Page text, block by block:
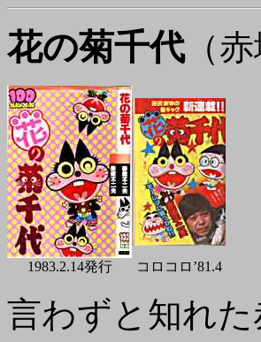
花の菊千代（
1983.2.14発行 コロコロ’81.4
言わずと知れ